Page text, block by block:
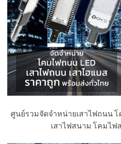
ศูนย์รวมจัดจำหน่ายเสาไฟถนน
เสาไฟสนาม โคมไฟ